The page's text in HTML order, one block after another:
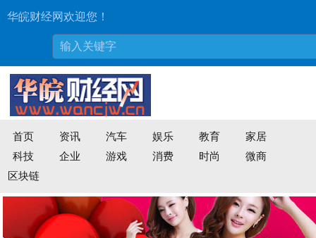
华皖财经网欢迎您！
首页 资讯 汽车 娱乐 教育
家居
科技
企业 游戏 消费 时尚
微商
区块链